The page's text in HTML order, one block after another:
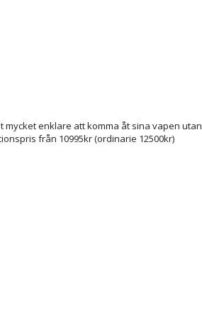
enklare att komma åt sina vapen utan
från 10995kr (ordinarie 12500kr)